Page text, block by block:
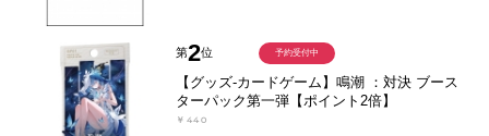
第2位
【グッズ-カードゲーム】鳴潮 ：対決 ブース
ターパック第一弾【ポイント2倍】
￥440
予約受付中